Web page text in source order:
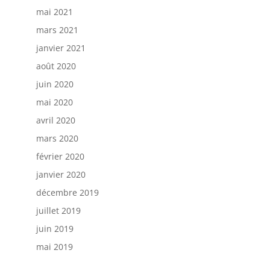
mai 2021
mars 2021
janvier 2021
août 2020
juin 2020
mai 2020
avril 2020
mars 2020
février 2020
janvier 2020
décembre 2019
juillet 2019
juin 2019
mai 2019